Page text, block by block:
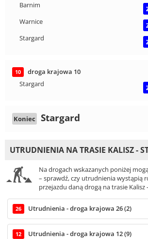
Barnim
Warnice
Stargard
10
droga krajowa 10
Stargard
Koniec Stargard
UTRUDNIENIA NA TRASIE KALISZ -
Na drogach wskazanych poniżej
– sprawdź, czy utrudnienia wystąpią
przejazdu daną drogą na trasie Kalisz
26 Utrudnienia - droga krajowa 26 (2)
12 Utrudnienia - droga krajowa 12 (9)